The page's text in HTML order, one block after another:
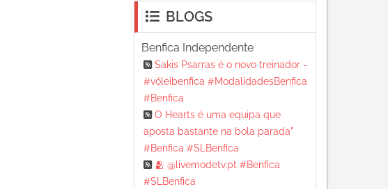
BLOGS
Benfica Independente
Sakis Psarras é o novo treinador -
#vóleibenfica #ModalidadesBenfica
#Benfica
O Hearts é uma equipa que
aposta bastante na bola parada"
#Benfica #SLBenfica
🫂 @livemodetv.pt #Benfica
#SLBenfica